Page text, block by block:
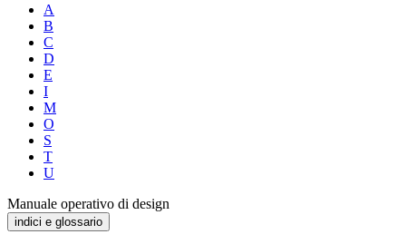
A
B
C
D
E
I
M
O
S
T
U
Manuale operativo di design
indici e glossario